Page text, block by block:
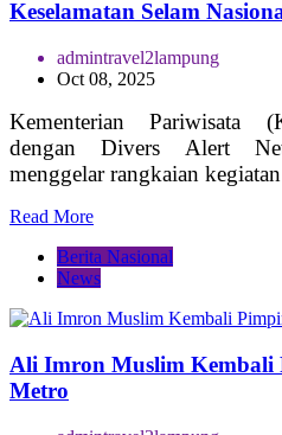
Keselamatan Selam
admintravel2lampung
Oct 08, 2025
Kementerian Pariwisata
dengan Divers Alert
menggelar rangkaian
Read More
Berita Nasional
News
Ali Imron Muslim Kembali
Metro